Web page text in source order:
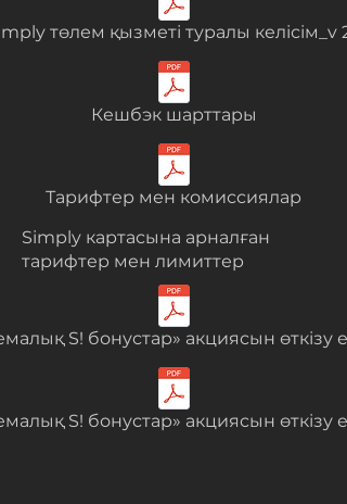
төлем қызметі туралы келісім_v
Кешбэк шарттары
Тарифтер мен комиссиялар
Simply картасына арналған
тарифтер мен лимиттер
S! бонустар» акциясын өткізу
S! бонустар» акциясын өткізу